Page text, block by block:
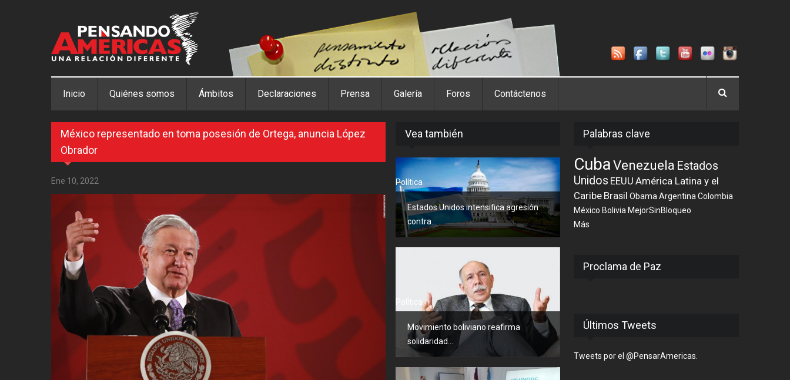
Inicio Quiénes somos Ámbitos Declaraciones Prensa Galería Foros Contáctenos
México representado en toma posesión de Ortega, anuncia López
Obrador
Ene 10, 2022
Vea también
Política
Estados Unidos intensifica agresión
contra...
Movimiento boliviano reafirma
solidaridad...
Palabras clave
CubaVenezuela Estados
Unidos EEUU América Latina y el
Caribe Brasil Obama Argentina Colombia
México Bolivia MejorSinBloqueo
Más
Proclama de Paz
Últimos Tweets
Tweets por el @PensarAmericas.